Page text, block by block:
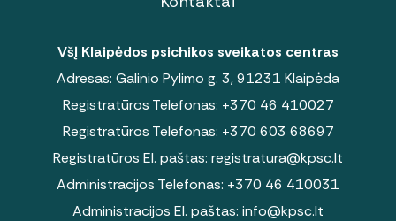
VšĮ Klaipėdos psichikos sveikatos centras
Adresas: Galinio Pylimo g. 3, 91231 Klaipėda
Registratūros Telefonas: +370 46 410027
Registratūros Telefonas: +370 603 68697
Registratūros El. paštas: registratura@kpsc.lt
Administracijos Telefonas: +370 46 410031
Administracijos El. paštas: info@kpsc.lt